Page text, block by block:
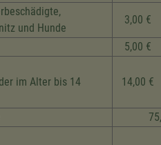
und Hunde
3,00 €
5,00 €
im Alter bis 14
14,00 €